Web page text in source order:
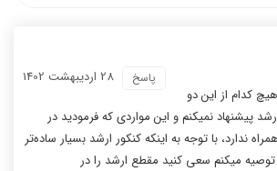
28 ارديبهشت 1402 پاسخ
کدام از این دو
پیشنهاد نمیکنم و این مواردی که فرمودید در
ندارد، با توجه به اینکه کنکور ارشد بسیار ساده‌تر
میکنم سعی کنید مقطع ارشد را در